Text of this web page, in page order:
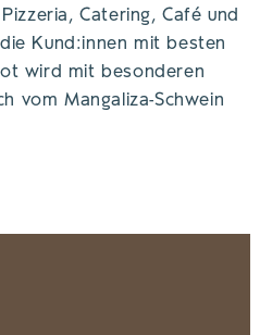
Catering, Café und
Kund:innen mit besten
wird mit besonderen
vom Mangaliza-Schwein